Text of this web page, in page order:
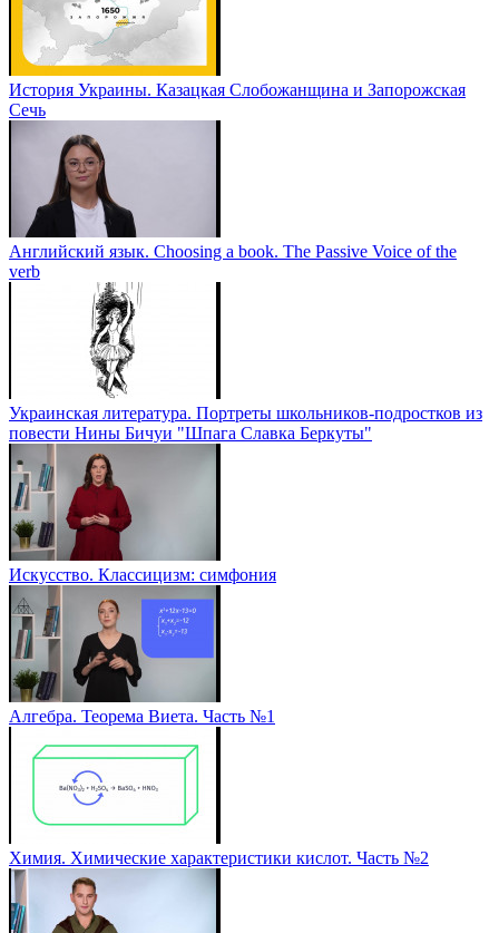
История Украины. Казацкая Слобожанщина и Запорожская
Сечь
Английский язык. Choosing a book. The Passive Voice of the
verb
Украинская литература. Портреты школьников-подростков из
повести Нины Бичуи "Шпага Славка Беркуты"
Искусство. Классицизм: симфония
Алгебра. Теорема Виета. Часть №1
Химия. Химические характеристики кислот. Часть №2